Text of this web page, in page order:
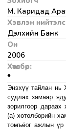
М. Каридад
Хэвлэн
Дэлхийн Банк
Он
2006
Хөтөлбөр:
*
Энэхүү тайлан нь
судлах замаар
зорилгоор
(a) хөтөлбөрийн
томъёог ажлын үр